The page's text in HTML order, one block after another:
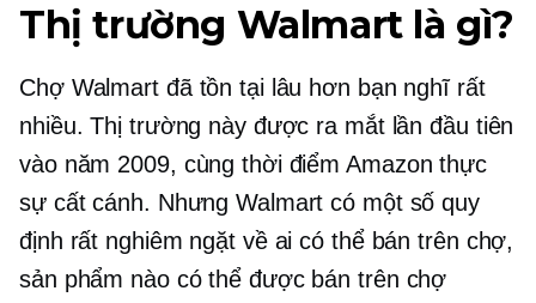
Thị trường Walmart là gì?
Chợ Walmart đã tồn tại lâu hơn bạn nghĩ rất
nhiều. Thị trường này được ra mắt lần đầu tiên
vào năm 2009, cùng thời điểm Amazon thực
sự cất cánh. Nhưng Walmart có một số quy
định rất nghiêm ngặt về ai có thể bán trên chợ,
sản phẩm nào có thể được bán trên chợ